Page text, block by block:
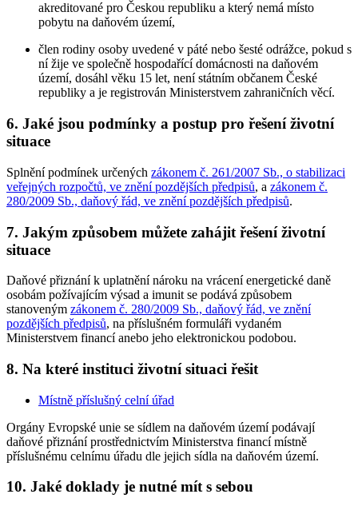
akreditované pro Českou republiku a který nemá místo
pobytu na daňovém území,
člen rodiny osoby uvedené v páté nebo šesté odrážce, pokud s
ní žije ve společně hospodařící domácnosti na daňovém
území, dosáhl věku 15 let, není státním občanem České
republiky a je registrován Ministerstvem zahraničních věcí.
6. Jaké jsou podmínky a postup pro řešení životní
situace
Splnění podmínek určených zákonem č. 261/2007 Sb., o stabilizaci
veřejných rozpočtů, ve znění pozdějších předpisů, a zákonem č.
280/2009 Sb., daňový řád, ve znění pozdějších předpisů.
7. Jakým způsobem můžete zahájit řešení životní
situace
Daňové přiznání k uplatnění nároku na vrácení energetické daně
osobám požívajícím výsad a imunit se podává způsobem
stanoveným zákonem č. 280/2009 Sb., daňový řád, ve znění
pozdějších předpisů, na příslušném formuláři vydaném
Ministerstvem financí anebo jeho elektronickou podobou.
8. Na které instituci životní situaci řešit
Místně příslušný celní úřad
Orgány Evropské unie se sídlem na daňovém území podávají
daňové přiznání prostřednictvím Ministerstva financí místně
příslušnému celnímu úřadu dle jejich sídla na daňovém území.
10. Jaké doklady je nutné mít s sebou